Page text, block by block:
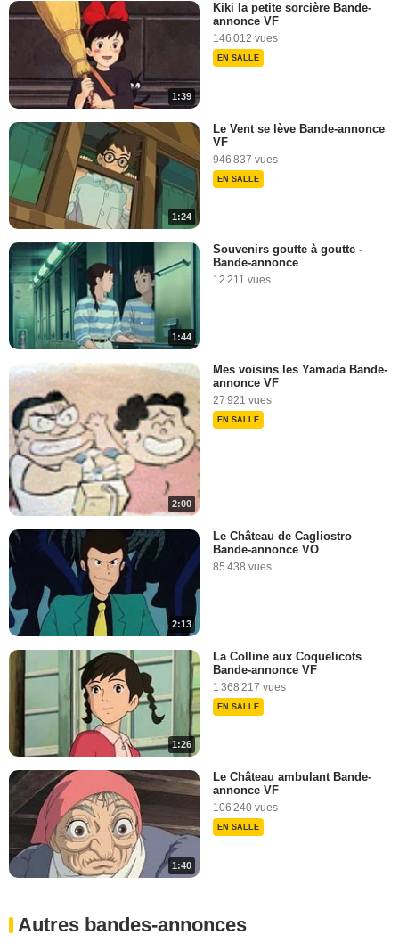
1:39
Kiki la petite sorcière Bande-
annonce VF
146 012 vues
EN SALLE
1:24
Le Vent se lève Bande-annonce
VF
946 837 vues
EN SALLE
1:44
Souvenirs goutte à goutte -
Bande-annonce
12 211 vues
2:00
Mes voisins les Yamada Bande-
annonce VF
27 921 vues
EN SALLE
2:13
Le Château de Cagliostro
Bande-annonce VO
85 438 vues
1:26
La Colline aux Coquelicots
Bande-annonce VF
1 368 217 vues
EN SALLE
1:40
Le Château ambulant Bande-
annonce VF
106 240 vues
EN SALLE
Autres bandes-annonces